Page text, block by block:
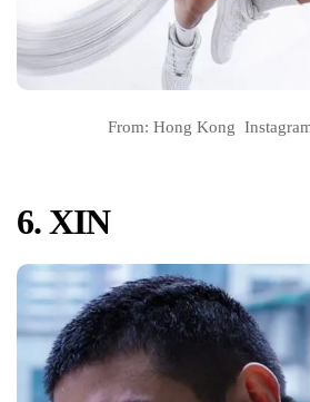
From: Hong Kong
6. XIN